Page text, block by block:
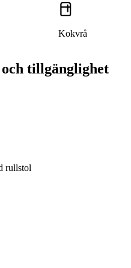
Kokvrå
tillgänglighet
rullstol